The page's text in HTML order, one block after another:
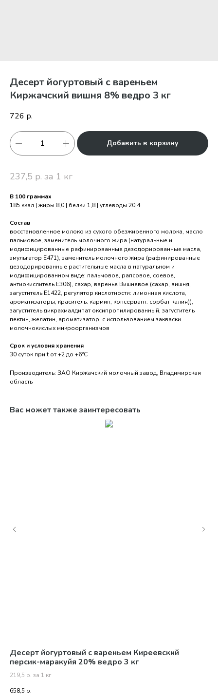
Десерт йогуртовый с вареньем
Киржачский вишня 8% ведро 3 кг
726 р.
Добавить в корзину
237,5 р. за 1 кг
В 100 граммах
185 ккал | жиры 8,0 | белки 1,8 | углеводы 20,4
Состав
восстановленное молоко из сухого обезжиренного молока, масло
пальмовое, заменитель молочного жира (натуральные и
модифицированные рафинированные дезодорированные масла,
эмульгатор Е471), заменитель молочного жира (рафинированные
дезодорированные растительные масла в натуральном и
модифицированном виде: пальмовое, рапсовое, соевое,
антиокислитель Е306), сахар, варенье Вишневое (сахар, вишня,
загуститель Е1422, регулятор кислотности: лимонная кислота,
ароматизаторы, краситель: кармин, консервант: сорбат калия)),
загуститель дикрахмалдипат оксипропилированный, загуститель
пектин, желатин, ароматизатор, с использованием закваски
молочнокислых микроорганизмов
Срок и условия хранения
30 суток при t от +2 до +6°С
Производитель: ЗАО Киржачский молочный завод, Владимирская
область
Вас может также заинтересовать
Десерт йогуртовый с вареньем Киреевский
персик-маракуйя 20% ведро 3 кг
219,5 р. за 1 кг
658,5 р.